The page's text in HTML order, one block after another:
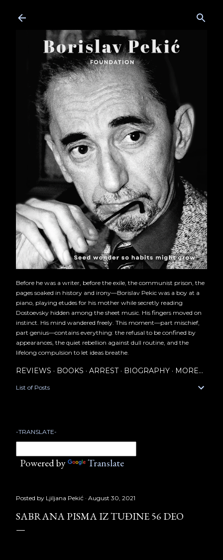
Before he was a writer, before the exile, the communist prison, the
pages soaked in history and irony—Borislav Pekic was a boy at a
piano, playing etudes for his mother while secretly reading
Dostoevsky hidden among the sheet music. His fingers moved on
instinct. His mind wandered freely. This moment—part mischief,
part genius—contains everything: the refusal to be confined by
appearances, the quiet rebellion against dull routine, and the
lifelong compulsion to let ideas breathe.
REVIEWS BOOKS ARREST BIOGRAPHY MORE…
List of Posts
-TRANSLATE-
Powered by Translate
Posted by Ljiljana Pekić August 30, 2021
SABRANA PISMA IZ TUĐINE 56 DEO